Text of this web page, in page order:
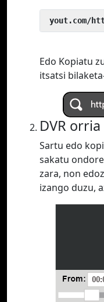
yout.com/
Edo Kopiatu
itsatsi
DVR orria
Sartu edo
sakatu
zara, non
izango duzu,